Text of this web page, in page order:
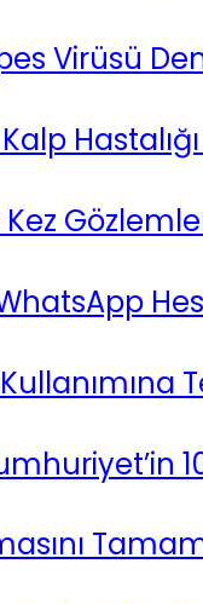
Virüsü
Kez